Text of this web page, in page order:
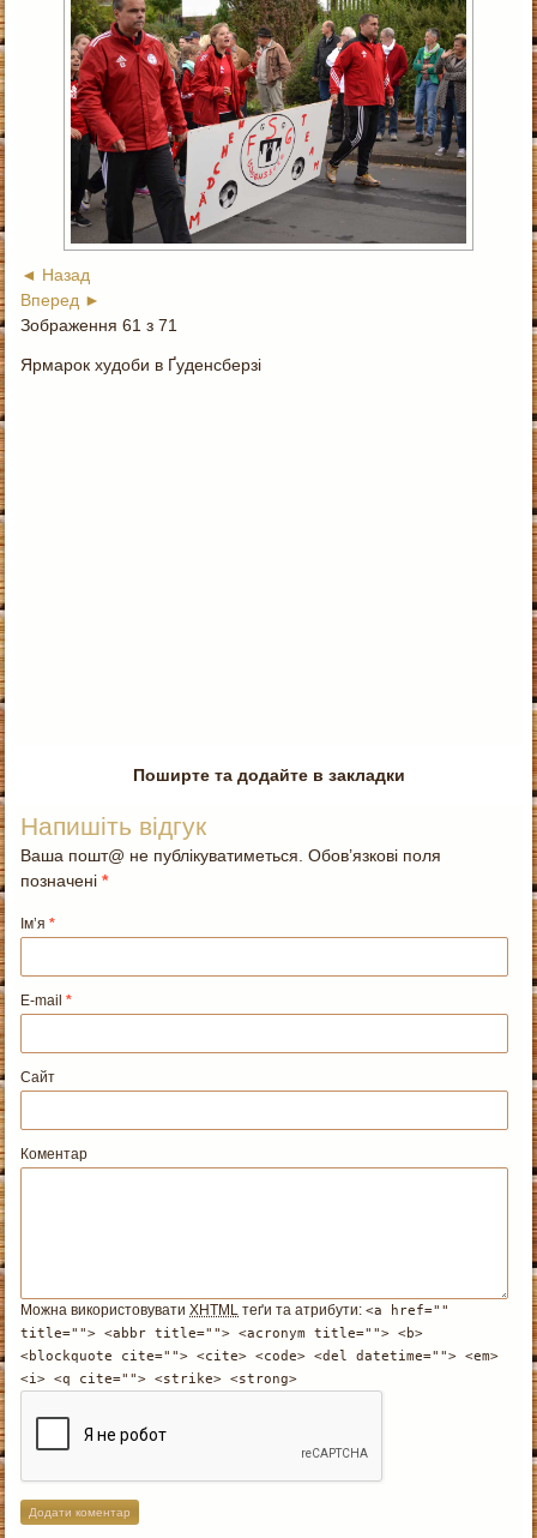
◄ Назад
Вперед ►
Зображення 61 з 71
Ярмарок худоби в Ґуденсберзі
Поширте та додайте в закладки
Напишіть відгук
Ваша пошт@ не публікуватиметься. Обов’язкові поля
позначені*
Ім’я*
E-mail*
Сайт
Коментар
Можна використовуватиXHTML теґи та атрибути:<a href=""
title=""> <abbr title=""> <acronym title=""> <b>
<blockquote cite=""> <cite> <code> <del datetime=""> <em>
<i> <q cite=""> <strike> <strong>